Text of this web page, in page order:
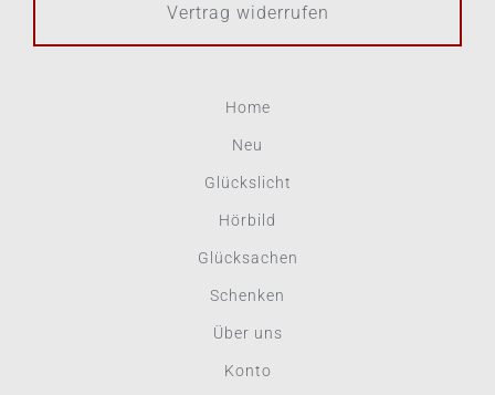
Vertrag widerrufen
Home
Neu
Glückslicht
Hörbild
Glücksachen
Schenken
Über uns
Konto